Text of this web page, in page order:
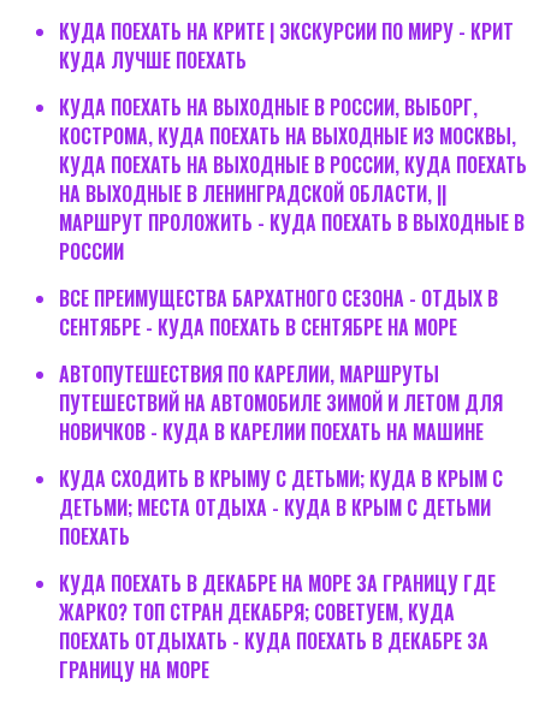
КУДА ПОЕХАТЬ НА КРИТЕ | ЭКСКУРСИИ ПО МИРУ - КРИТ
КУДА ЛУЧШЕ ПОЕХАТЬ
КУДА ПОЕХАТЬ НА ВЫХОДНЫЕ В РОССИИ, ВЫБОРГ,
КОСТРОМА, КУДА ПОЕХАТЬ НА ВЫХОДНЫЕ ИЗ МОСКВЫ,
КУДА ПОЕХАТЬ НА ВЫХОДНЫЕ В РОССИИ, КУДА ПОЕХАТЬ
НА ВЫХОДНЫЕ В ЛЕНИНГРАДСКОЙ ОБЛАСТИ, ||
МАРШРУТ ПРОЛОЖИТЬ - КУДА ПОЕХАТЬ В ВЫХОДНЫЕ В
РОССИИ
ВСЕ ПРЕИМУЩЕСТВА БАРХАТНОГО СЕЗОНА - ОТДЫХ В
СЕНТЯБРЕ - КУДА ПОЕХАТЬ В СЕНТЯБРЕ НА МОРЕ
АВТОПУТЕШЕСТВИЯ ПО КАРЕЛИИ, МАРШРУТЫ
ПУТЕШЕСТВИЙ НА АВТОМОБИЛЕ ЗИМОЙ И ЛЕТОМ ДЛЯ
НОВИЧКОВ - КУДА В КАРЕЛИИ ПОЕХАТЬ НА МАШИНЕ
КУДА СХОДИТЬ В КРЫМУ С ДЕТЬМИ; КУДА В КРЫМ С
ДЕТЬМИ; МЕСТА ОТДЫХА - КУДА В КРЫМ С ДЕТЬМИ
ПОЕХАТЬ
КУДА ПОЕХАТЬ В ДЕКАБРЕ НА МОРЕ ЗА ГРАНИЦУ ГДЕ
ЖАРКО? ТОП СТРАН ДЕКАБРЯ; СОВЕТУЕМ, КУДА
ПОЕХАТЬ ОТДЫХАТЬ - КУДА ПОЕХАТЬ В ДЕКАБРЕ ЗА
ГРАНИЦУ НА МОРЕ